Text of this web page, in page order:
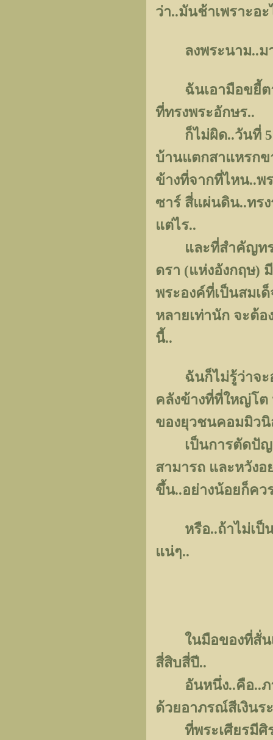
ว่า..มันช้าเพราะอ
ลงพระนาม..มา
ฉันเอามือขยี้ตา
ที่ทรงพระอักษร..
ก็ไม่ผิด..วันที่ 5
บ้านแตกสาแหรกข
ข้างที่จากที่ไหน..พ
ซาร์ สี่แผ่นดิน..ทร
แต่ไร..
และที่สำคัญทรง
ดรา (แห่งอังกฤษ)
พระองค์ที่เป็นสมเ
หลายเท่านัก จะต้
นี้..
ฉันก็ไม่รู้ว่าจะอ
คลังข้างที่ที่ใหญ่โต
ของยุวชนคอมมิวนิ
เป็นการตัดปัญหา
สามารถ และหวังอ
ขึ้น..อย่างน้อยก็คว
หรือ..ถ้าไม่เป็น
แน่ๆ..
ในมือของที่สั่นเท
สี่สิบสี่ปี..
อันหนึ่ง..คือ..ภา
ด้วยอาภรณ์สีเงินร
ที่พระเศียรมีศิร